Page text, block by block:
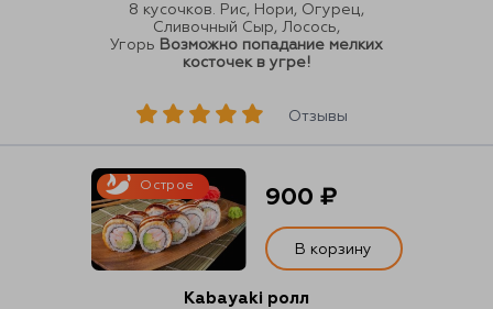
Отзывы
8 кусочков. Рис, Нори, Огурец,
Сливочный Сыр, Лосось,
Угорь Возможно попадание мелких
косточек в угре!
Острое
Kabayaki ролл
900 ₽
В корзину